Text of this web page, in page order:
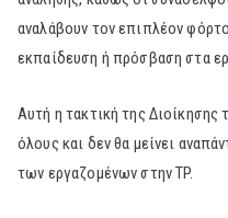
αναλάβουν τον επιπλέον
εκπαίδευση ή πρόσβαση στα
Αυτή η τακτική της Διοίκησης
όλους και δεν θα μείνει
των εργαζομένων στην TP.